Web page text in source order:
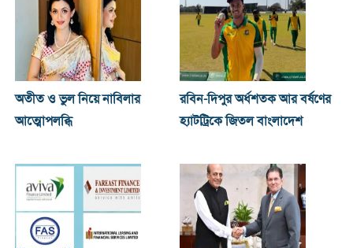
অতীত ও ভুল নিয়ে নাবিলার
আত্মোপলব্ধি
রবিন-দিপুর অর্ধশতক আর বর্ষণের
হ্যাটট্রিকে জিতল বাংলাদেশ